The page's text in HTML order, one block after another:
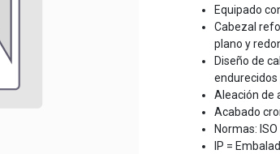
Equipado
Cabezal
plano y
Diseño de
Aleación de
Acabado
Normas:
IP =